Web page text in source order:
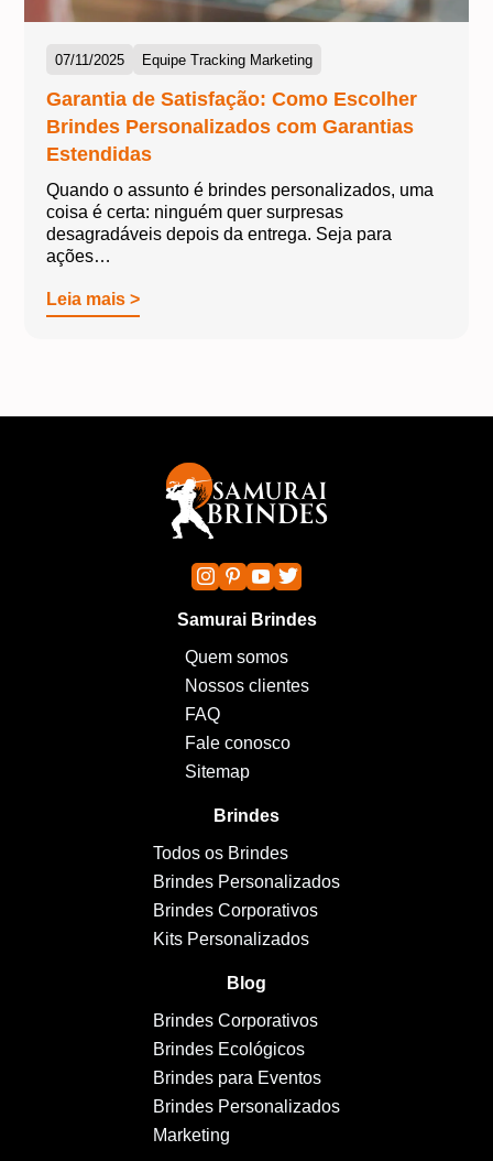
07/11/2025 Equipe Tracking Marketing
Garantia de Satisfação: Como Escolher
Brindes Personalizados com Garantias
Estendidas
Quando o assunto é brindes personalizados, uma
coisa é certa: ninguém quer surpresas
desagradáveis depois da entrega. Seja para
ações…
Leia mais >
Samurai Brindes
Quem somos
Nossos clientes
FAQ
Fale conosco
Sitemap
Brindes
Todos os Brindes
Brindes Personalizados
Brindes Corporativos
Kits Personalizados
Blog
Brindes Corporativos
Brindes Ecológicos
Brindes para Eventos
Brindes Personalizados
Marketing